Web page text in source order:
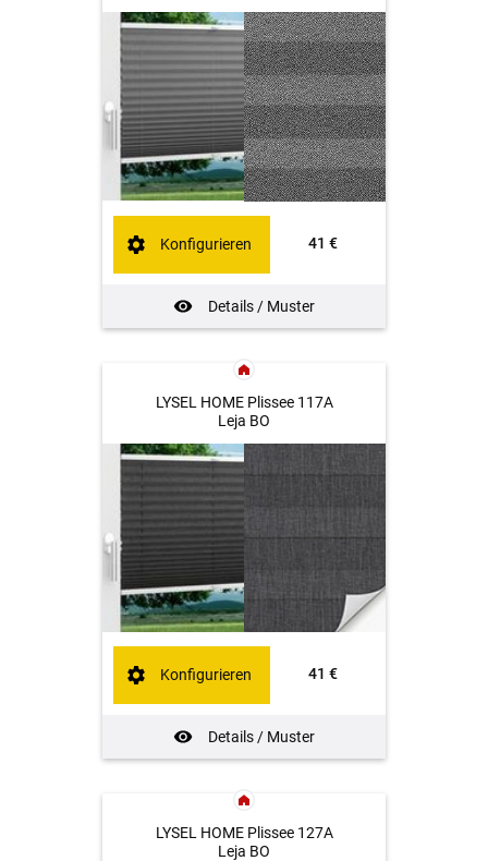
41 €
Details / Muster
Konfigurieren
LYSEL HOME Plissee 117A
Leja BO
41 €
Details / Muster
Konfigurieren
LYSEL HOME Plissee 127A
Leja BO